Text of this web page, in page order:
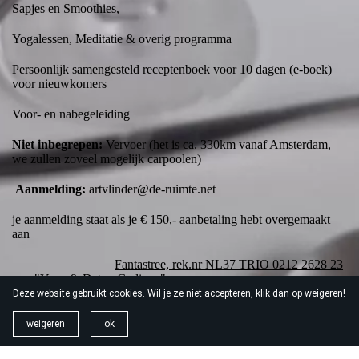
Deze website gebruikt cookies. Wil je ze niet accepteren, klik dan op weigeren!
weigeren ok
Sapjes en Smoothies,
Yogalessen, Meditatie & overig programma
Persoonlijk samengesteld receptenboek voor 10 dagen (e-boek)
voor nieuwkomers
Voor- en nabegeleiding
Niet inbegrepen:Vervoer (het is ca. 330km vanaf Amsterdam,
we zullen zoveel mogelijk carpoolen)
Aanmelding: artvlinder@de-ruimte.net
je aanmelding staat als je € 150,- aanbetaling hebt overgemaakt
aan
Fantastree, rek.nr NL37 TRIO 0212 2628 23
ovv "Yoga & DetoxGedinne"